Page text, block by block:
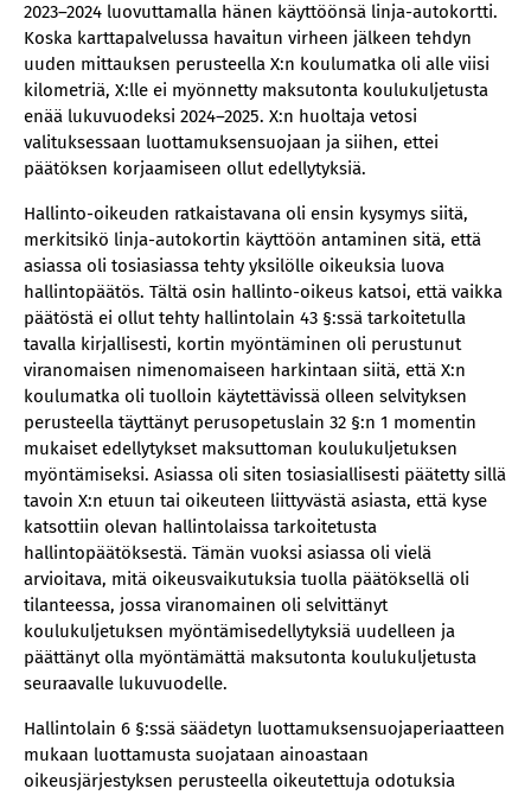
2023–2024 luovuttamalla hänen käyttöönsä linja-autokortti.
Koska karttapalvelussa havaitun virheen jälkeen tehdyn
uuden mittauksen perusteella X:n koulumatka oli alle viisi
kilometriä, X:lle ei myönnetty maksutonta koulukuljetusta
enää lukuvuodeksi 2024–2025. X:n huoltaja vetosi
valituksessaan luottamuksensuojaan ja siihen, ettei
päätöksen korjaamiseen ollut edellytyksiä.
Hallinto-oikeuden ratkaistavana oli ensin kysymys siitä,
merkitsikö linja-autokortin käyttöön antaminen sitä, että
asiassa oli tosiasiassa tehty yksilölle oikeuksia luova
hallintopäätös. Tältä osin hallinto-oikeus katsoi, että vaikka
päätöstä ei ollut tehty hallintolain 43 §:ssä tarkoitetulla
tavalla kirjallisesti, kortin myöntäminen oli perustunut
viranomaisen nimenomaiseen harkintaan siitä, että X:n
koulumatka oli tuolloin käytettävissä olleen selvityksen
perusteella täyttänyt perusopetuslain 32 §:n 1 momentin
mukaiset edellytykset maksuttoman koulukuljetuksen
myöntämiseksi. Asiassa oli siten tosiasiallisesti päätetty sillä
tavoin X:n etuun tai oikeuteen liittyvästä asiasta, että kyse
katsottiin olevan hallintolaissa tarkoitetusta
hallintopäätöksestä. Tämän vuoksi asiassa oli vielä
arvioitava, mitä oikeusvaikutuksia tuolla päätöksellä oli
tilanteessa, jossa viranomainen oli selvittänyt
koulukuljetuksen myöntämisedellytyksiä uudelleen ja
päättänyt olla myöntämättä maksutonta koulukuljetusta
seuraavalle lukuvuodelle.
Hallintolain 6 §:ssä säädetyn luottamuksensuojaperiaatteen
mukaan luottamusta suojataan ainoastaan
oikeusjärjestyksen perusteella oikeutettuja odotuksia